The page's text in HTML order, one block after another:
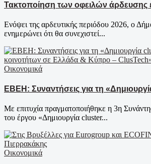
Τακτοποίηση των οφειλών άρδευσης
Ενόψει της αρδευτικής περιόδου 2026, ο
ενημερώνει ότι θα συνεχιστεί...
Οικονομικά
EBEH: Συναντήσεις για τη
Με επιτυχία πραγματοποιήθηκε η 3η
του έργου «Δημιουργία cluster...
Οικονομικά